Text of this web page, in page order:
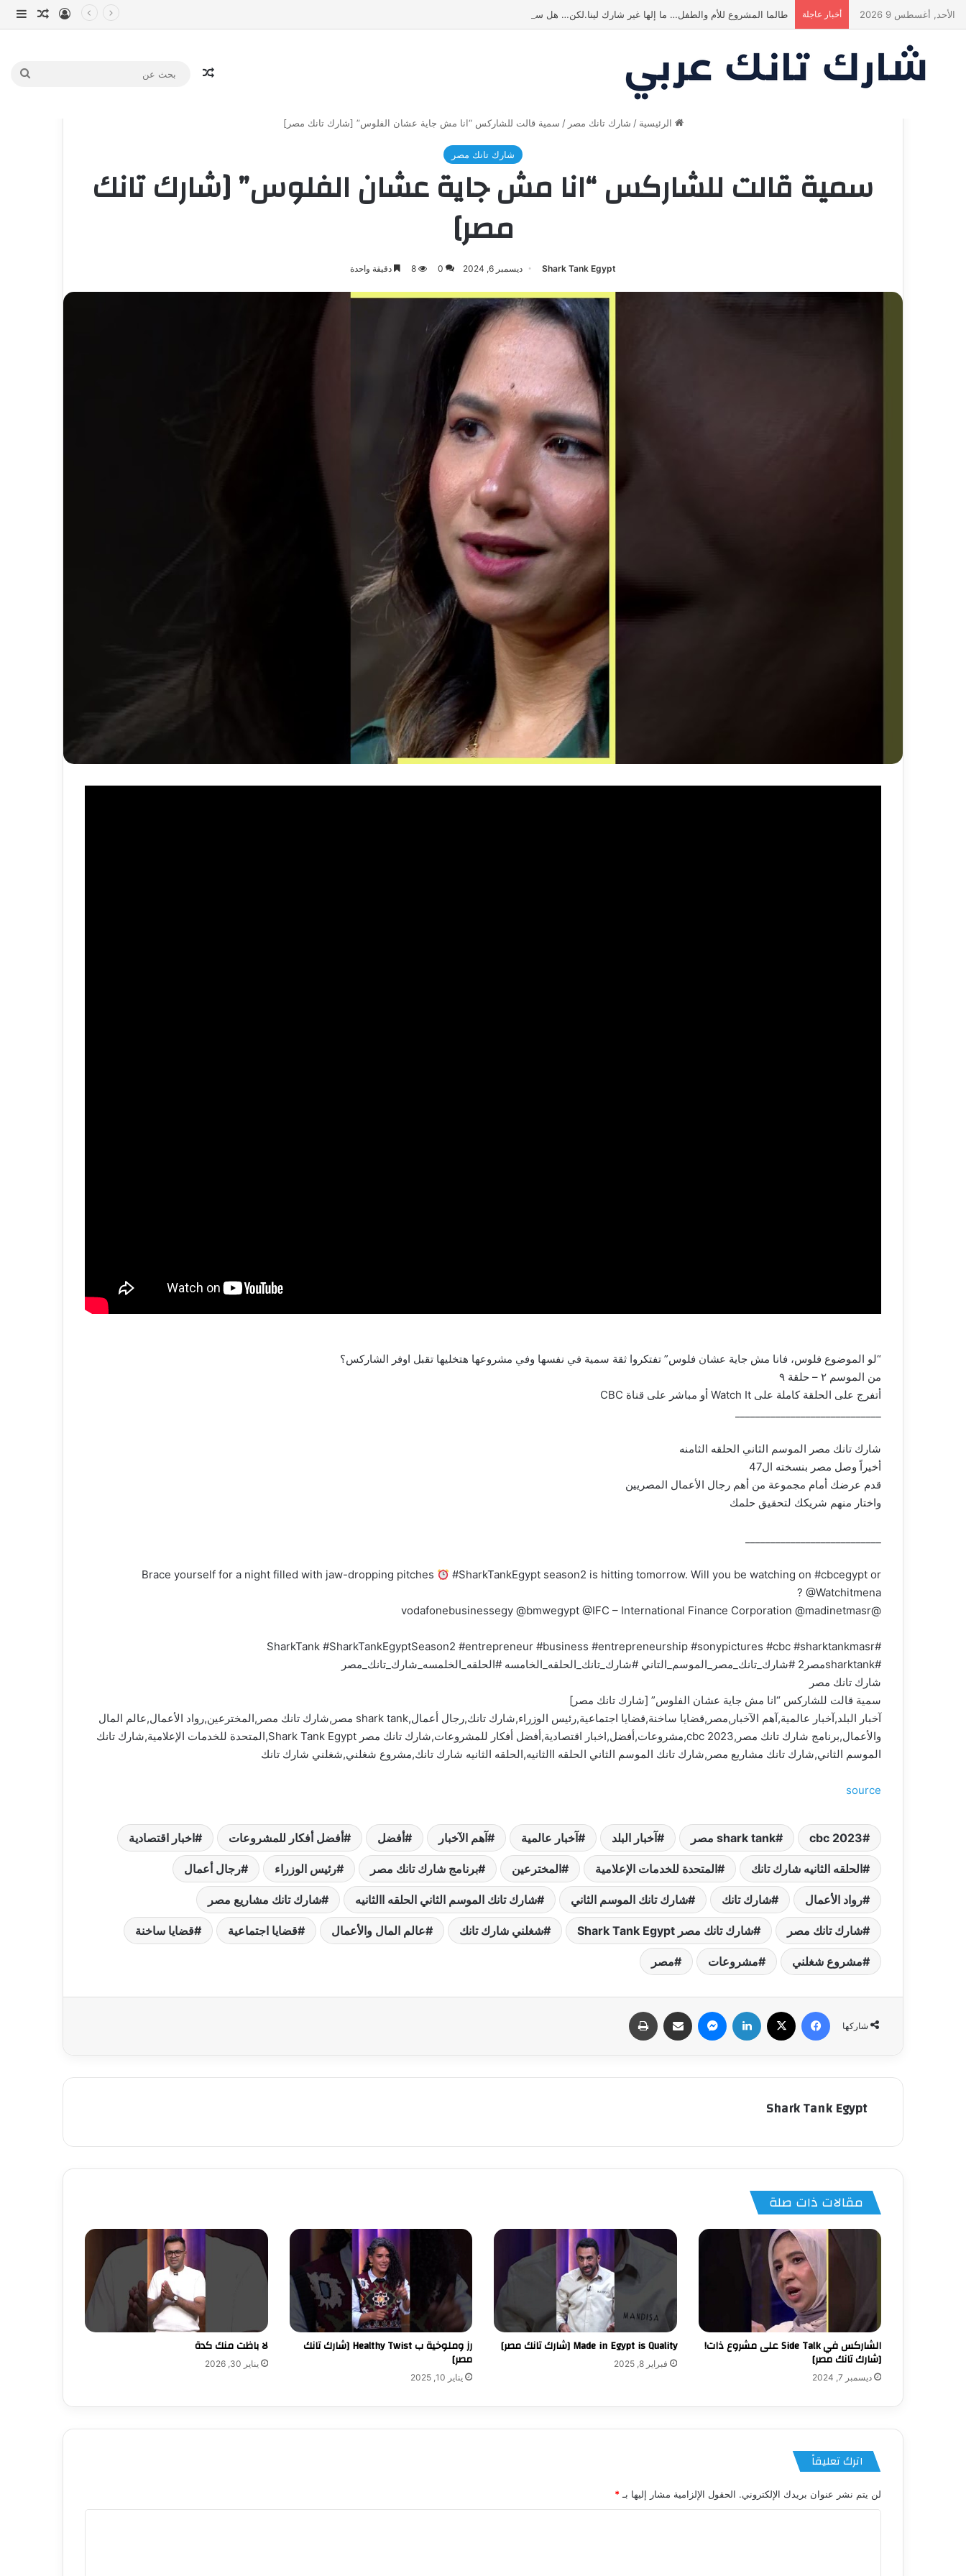
الأحد, أغسطس 9 2026 أخبار عاجلة طالما المشروع للأم والطفل… ما إلها غير شارك لينا.لكن… هل ستقدم عرضًا؟ | شارك تانك العراق تسجيلمقال
مقال عشوائي
بحث
الرئيسية / شارك تانك مصر / سمية قالت للشاركس “انا مش جاية عشان الفلوس” [شارك تانك مصر]
شارك تانك مصر
سمية قالت للشاركس “انا مش جاية عشان الفلوس” [شارك تانك
مصر]
Shark Tank Egypt ديسمبر 6, 2024 0
8 دقيقة واحدة
“لو الموضوع فلوس، فانا مش جاية عشان فلوس” تفتكروا ثقة سمية في نفسها وفي مشروعها هتخليها تقبل اوفر الشاركس؟
من الموسم ٢ – حلقة ٩
أتفرج على الحلقة كاملة على Watch It أو مباشر على قناة CBC
شارك تانك مصر الموسم الثاني الحلقه الثامنه
أخيراً وصل مصر بنسخته ال47
قدم عرضك أمام مجموعة من أهم رجال الأعمال المصريين
واختار منهم شريكك لتحقيق حلمك
Brace yourself for a night filled with jaw-dropping pitches
#SharkTankEgypt season2 is hitting tomorrow. Will you be watching on #cbcegypt or
@Watchitmena ?
@vodafonebusinessegy @bmwegypt @IFC – International Finance Corporation @madinetmasr
#SharkTank #SharkTankEgyptSeason2 #entrepreneur #business #entrepreneurship #sonypictures #cbc #sharktankmasr
#sharktankمصر2 #شارك_تانك_مصر_الموسم_التاني #شارك_تانك_الحلقه_الخامسه #الحلقه_الخلمسه_شارك_تانك_مصر
شارك تانك مصر
سمية قالت للشاركس “انا مش جاية عشان الفلوس” [شارك تانك مصر]
آخبار البلد,آخبار عالمية,آهم الآخبار,مصر,قضايا ساخنة,قضايا اجتماعية,رئيس الوزراء,شارك تانك,رجال أعمال,shark tank مصر,شارك تانك مصر,المخترعين,رواد الأعمال,عالم المال
والأعمال,برنامج شارك تانك مصر,cbc 2023,مشروعات,أفضل,اخبار اقتصادية,أفضل أفكار للمشروعات,شارك تانك مصر Shark Tank Egypt,المتحدة للخدمات الإعلامية,شارك تانك
الموسم الثاني,شارك تانك مشاريع مصر,شارك تانك الموسم الثاني الحلقه االثانيه,الحلقه الثانيه شارك تانك,مشروع شغلني,شغلني شارك تانك
source
cbc 2023 shark tank مصر آخبار البلد آخبار عالمية آهم الآخبار أفضل أفضل أفكار للمشروعات اخبار اقتصادية
الحلقه الثانيه شارك تانك المتحدة للخدمات الإعلامية المخترعين برنامج شارك تانك مصر رئيس الوزراء رجال أعمال
رواد الأعمال شارك تانك شارك تانك الموسم الثاني شارك تانك الموسم الثاني الحلقه االثانيه شارك تانك مشاريع مصر
شارك تانك مصر شارك تانك مصر Shark Tank Egypt شغلني شارك تانك عالم المال والأعمال قضايا اجتماعية قضايا ساخنة
مشروع شغلني مشروعات مصر
شاركها
فيسبوك لينكدإن ماسنجر مشاركة عبر البريد
Shark Tank Egypt
مقالات ذات صلة
الشاركس في Side Talk على مشروع ذات!
[شارك تانك مصر]
ديسمبر 7, 2024
Made in Egypt is Quality [شارك تانك مصر]
فبراير 8, 2025
رز وملوخية ب Healthy Twist [شارك تانك
مصر]
يناير 10, 2025
لا باظت منك كدة
يناير 30, 2026
اترك تعليقاً
لن يتم نشر عنوان بريدك الإلكتروني. الحقول الإلزامية مشار إليها بـ *